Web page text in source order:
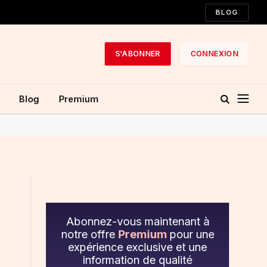
BLOG
S'ABONNER CONNEXION
Blog Premium
Abonnez-vous maintenant à
notre offre Premium pour une
expérience exclusive et une
information de qualité